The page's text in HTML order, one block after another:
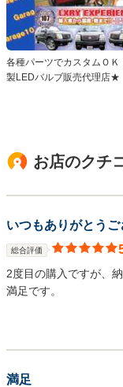
各種パーツでカスタムＯ
製LEDバルブ販売代理店★
お店のクチ
いつもありがとう
総合評価
2度目の購入ですが、
満足です。
満足